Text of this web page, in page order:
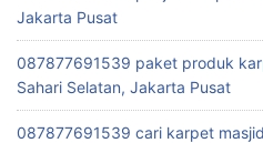
Jakarta Pusat
087877691539 paket produk
Sahari Selatan, Jakarta Pusat
087877691539 cari karpet